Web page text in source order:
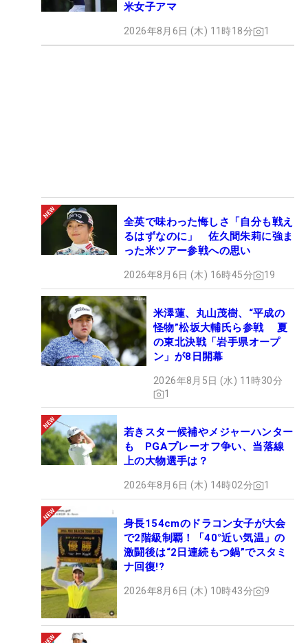
米女子アマ
2026年8月6日 (木) 11時18分 1
全英で味わった悔しさ「自分も戦え
るはずなのに」 佐久間朱莉に強ま
った米ツアー参戦への思い
2026年8月6日 (木) 16時45分 19
米澤蓮、丸山茂樹、“平成の
怪物”松坂大輔氏ら参戦 夏
の東北決戦「岩手県オープ
ン」が8日開幕
2026年8月5日 (水) 11時30分
1
若きスター候補やメジャーハンター
も PGAプレーオフ争い、当落線
上の大物選手は？
2026年8月6日 (木) 14時02分 1
身長154cmのドラコン女子が大会
で2階級制覇！「40°近い気温」の
激闘後は“2日連続もつ鍋”でスタミ
ナ回復!?
2026年8月6日 (木) 10時43分 9